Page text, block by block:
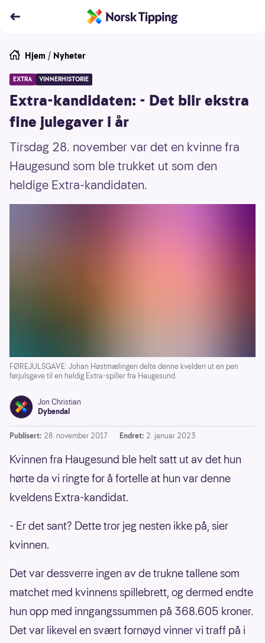
Hjem / Nyheter
EXTRA VINNERHISTORIE
Extra-kandidaten: - Det blir ekstra
fine julegaver i år
Tirsdag 28. november var det en kvinne fra
Haugesund som ble trukket ut som den
heldige Extra-kandidaten.
FØREJULSGAVE: Johan Høstmælingen delte denne kvelden ut en pen
førjulsgave til en heldig Extra-spiller fra Haugesund.
Jon Christian
Dybendal
Publisert: 28. november 2017 Endret: 2. januar 2023
Kvinnen fra Haugesund ble helt satt ut av det hun
hørte da vi ringte for å fortelle at hun var denne
kveldens Extra-kandidat.
- Er det sant? Dette tror jeg nesten ikke på, sier
kvinnen.
Det var dessverre ingen av de trukne tallene som
matchet med kvinnens spillebrett, og dermed endte
hun opp med inngangssummen på 368.605 kroner.
Det var likevel en svært fornøyd vinner vi traff på i